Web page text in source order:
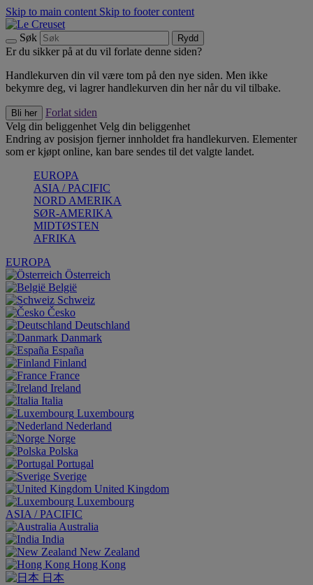
Skip to main content Skip to footer content
Søk Rydd
Er du sikker på at du vil forlate denne siden?
Handlekurven din vil være tom på den nye siden. Men ikke
bekymre deg, vi lagrer handlekurven din her når du vil tilbake.
Bli her
Forlat siden
Velg din beliggenhet Velg din beliggenhet
Endring av posisjon fjerner innholdet fra handlekurven. Elementer
som er kjøpt online, kan bare sendes til det valgte landet.
EUROPA
ASIA / PACIFIC
NORD AMERIKA
SØR-AMERIKA
MIDTØSTEN
AFRIKA
EUROPA
Österreich
België
Schweiz
Česko
Deutschland
Danmark
España
Finland
France
Ireland
Italia
Luxembourg
Nederland
Norge
Polska
Portugal
Sverige
United Kingdom
Luxembourg
ASIA / PACIFIC
Australia
India
New Zealand
Hong Kong
日本